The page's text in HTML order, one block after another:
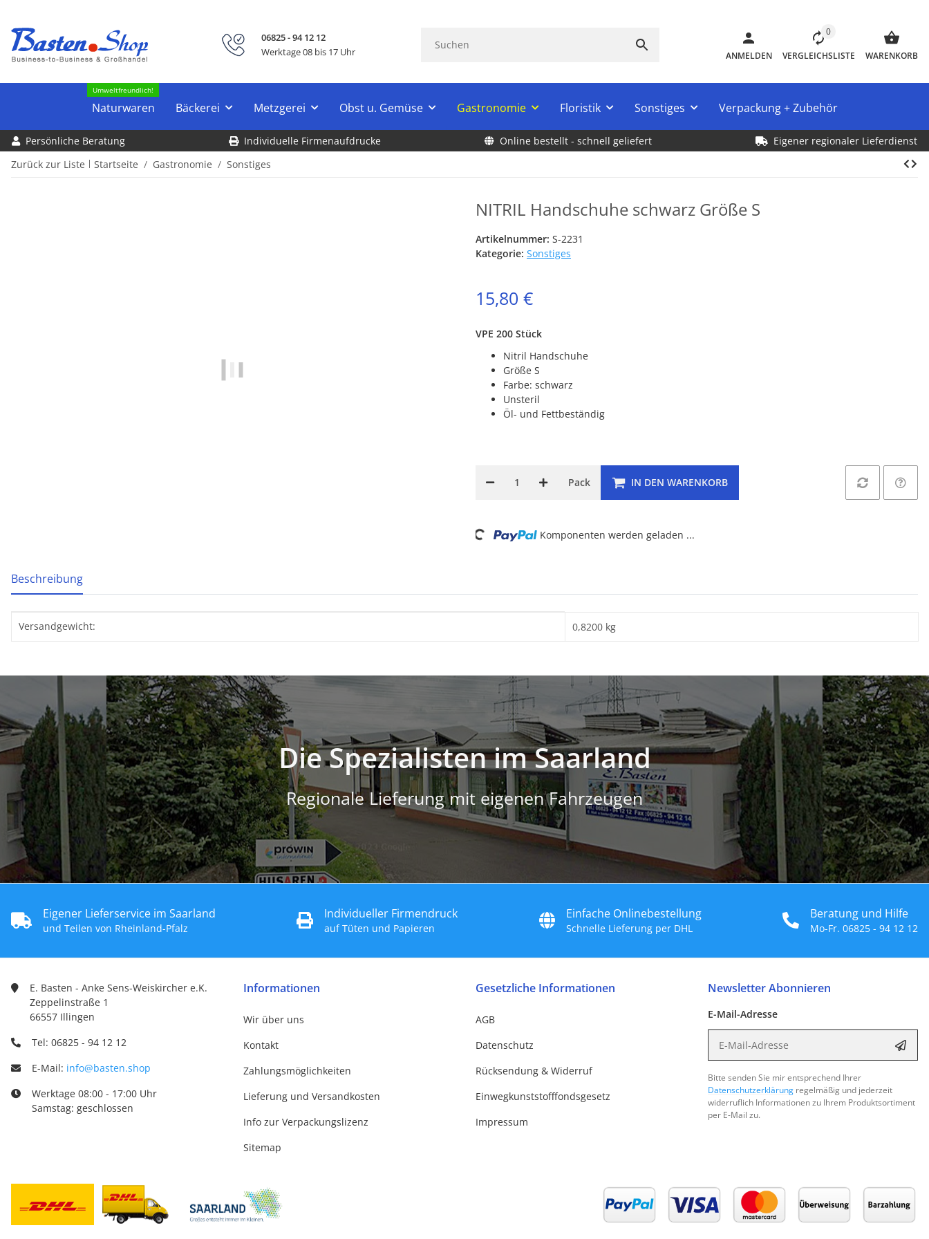
06825 - 94 12 12
Werktage 08 bis 17 Uhr
ANMELDEN
0
VERGLEICHSLISTE WARENKORB
Naturwaren
Umweltfreundlich!
Bäckerei Metzgerei Obst u. Gemüse Gastronomie Floristik Sonstiges Verpackung + Zubehör
Persönliche Beratung Individuelle Firmenaufdrucke Online bestellt - schnell geliefert
Eigener regionaler Lieferdienst
Zurück zur Liste
Startseite Gastronomie Sonstiges
NITRIL Handschuhe schwarz Größe S
Artikelnummer: S-2231
Kategorie: Sonstiges
15,80 €
VPE 200 Stück
Nitril Handschuhe
Größe S
Farbe: schwarz
Unsteril
Öl- und Fettbeständig
Pack IN DEN WARENKORB
Komponenten werden geladen ...
weitere Registerkarten anzeigen
Beschreibung
Produkteigenschaft
Wert
Versandgewicht: 0,8200 kg
Die Spezialisten im Saarland
Regionale Lieferung mit eigenen Fahrzeugen
Eigener Lieferservice im Saarland
und Teilen von Rheinland-Pfalz
Individueller Firmendruck
auf Tüten und Papieren
Einfache Onlinebestellung
Schnelle Lieferung per DHL
Beratung und Hilfe
Mo-Fr. 06825 - 94 12 12
E. Basten - Anke Sens-Weiskircher e.K.
Zeppelinstraße 1
66557 Illingen
Tel: 06825 - 94 12 12
E-Mail: info@basten.shop
Werktage 08:00 - 17:00 Uhr
Samstag: geschlossen
Informationen
Wir über uns
Kontakt
Zahlungsmöglichkeiten
Lieferung und Versandkosten
Info zur Verpackungslizenz
Sitemap
Gesetzliche Informationen
AGB
Datenschutz
Rücksendung & Widerruf
Einwegkunststofffondsgesetz
Impressum
Newsletter Abonnieren
E-Mail-Adresse
Bitte senden Sie mir entsprechend Ihrer
Datenschutzerklärung regelmäßig und jederzeit
widerruflich Informationen zu Ihrem Produktsortiment
per E-Mail zu.